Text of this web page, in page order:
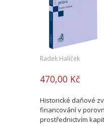
Radek Halíček
470,00 Kč
Historické daňové
financování v
prostřednictvím